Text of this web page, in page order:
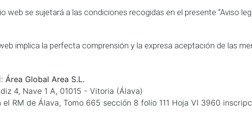
web se sujetará a las condiciones recogidas en el presente “Aviso
implica la perfecta comprensión y la expresa aceptación de las
Área Global Area S.L.
4, Nave 1 A, 01015 - Vitoria (Álava)
RM de Álava, Tomo 665 sección 8 folio 111 Hoja VI 3960